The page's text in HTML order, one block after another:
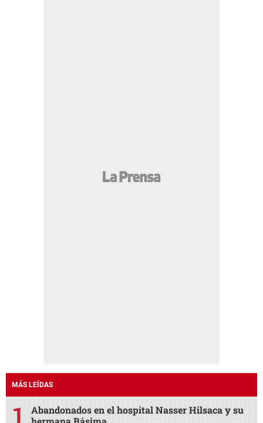
MÁS LEÍDAS
Abandonados en el hospital Nasser Hilsaca y su